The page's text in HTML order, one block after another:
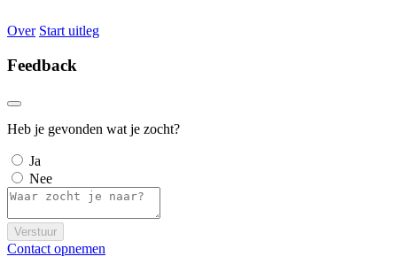
Over Start uitleg
Feedback
Heb je gevonden wat je zocht?
Ja
Nee
Verstuur
Contact opnemen